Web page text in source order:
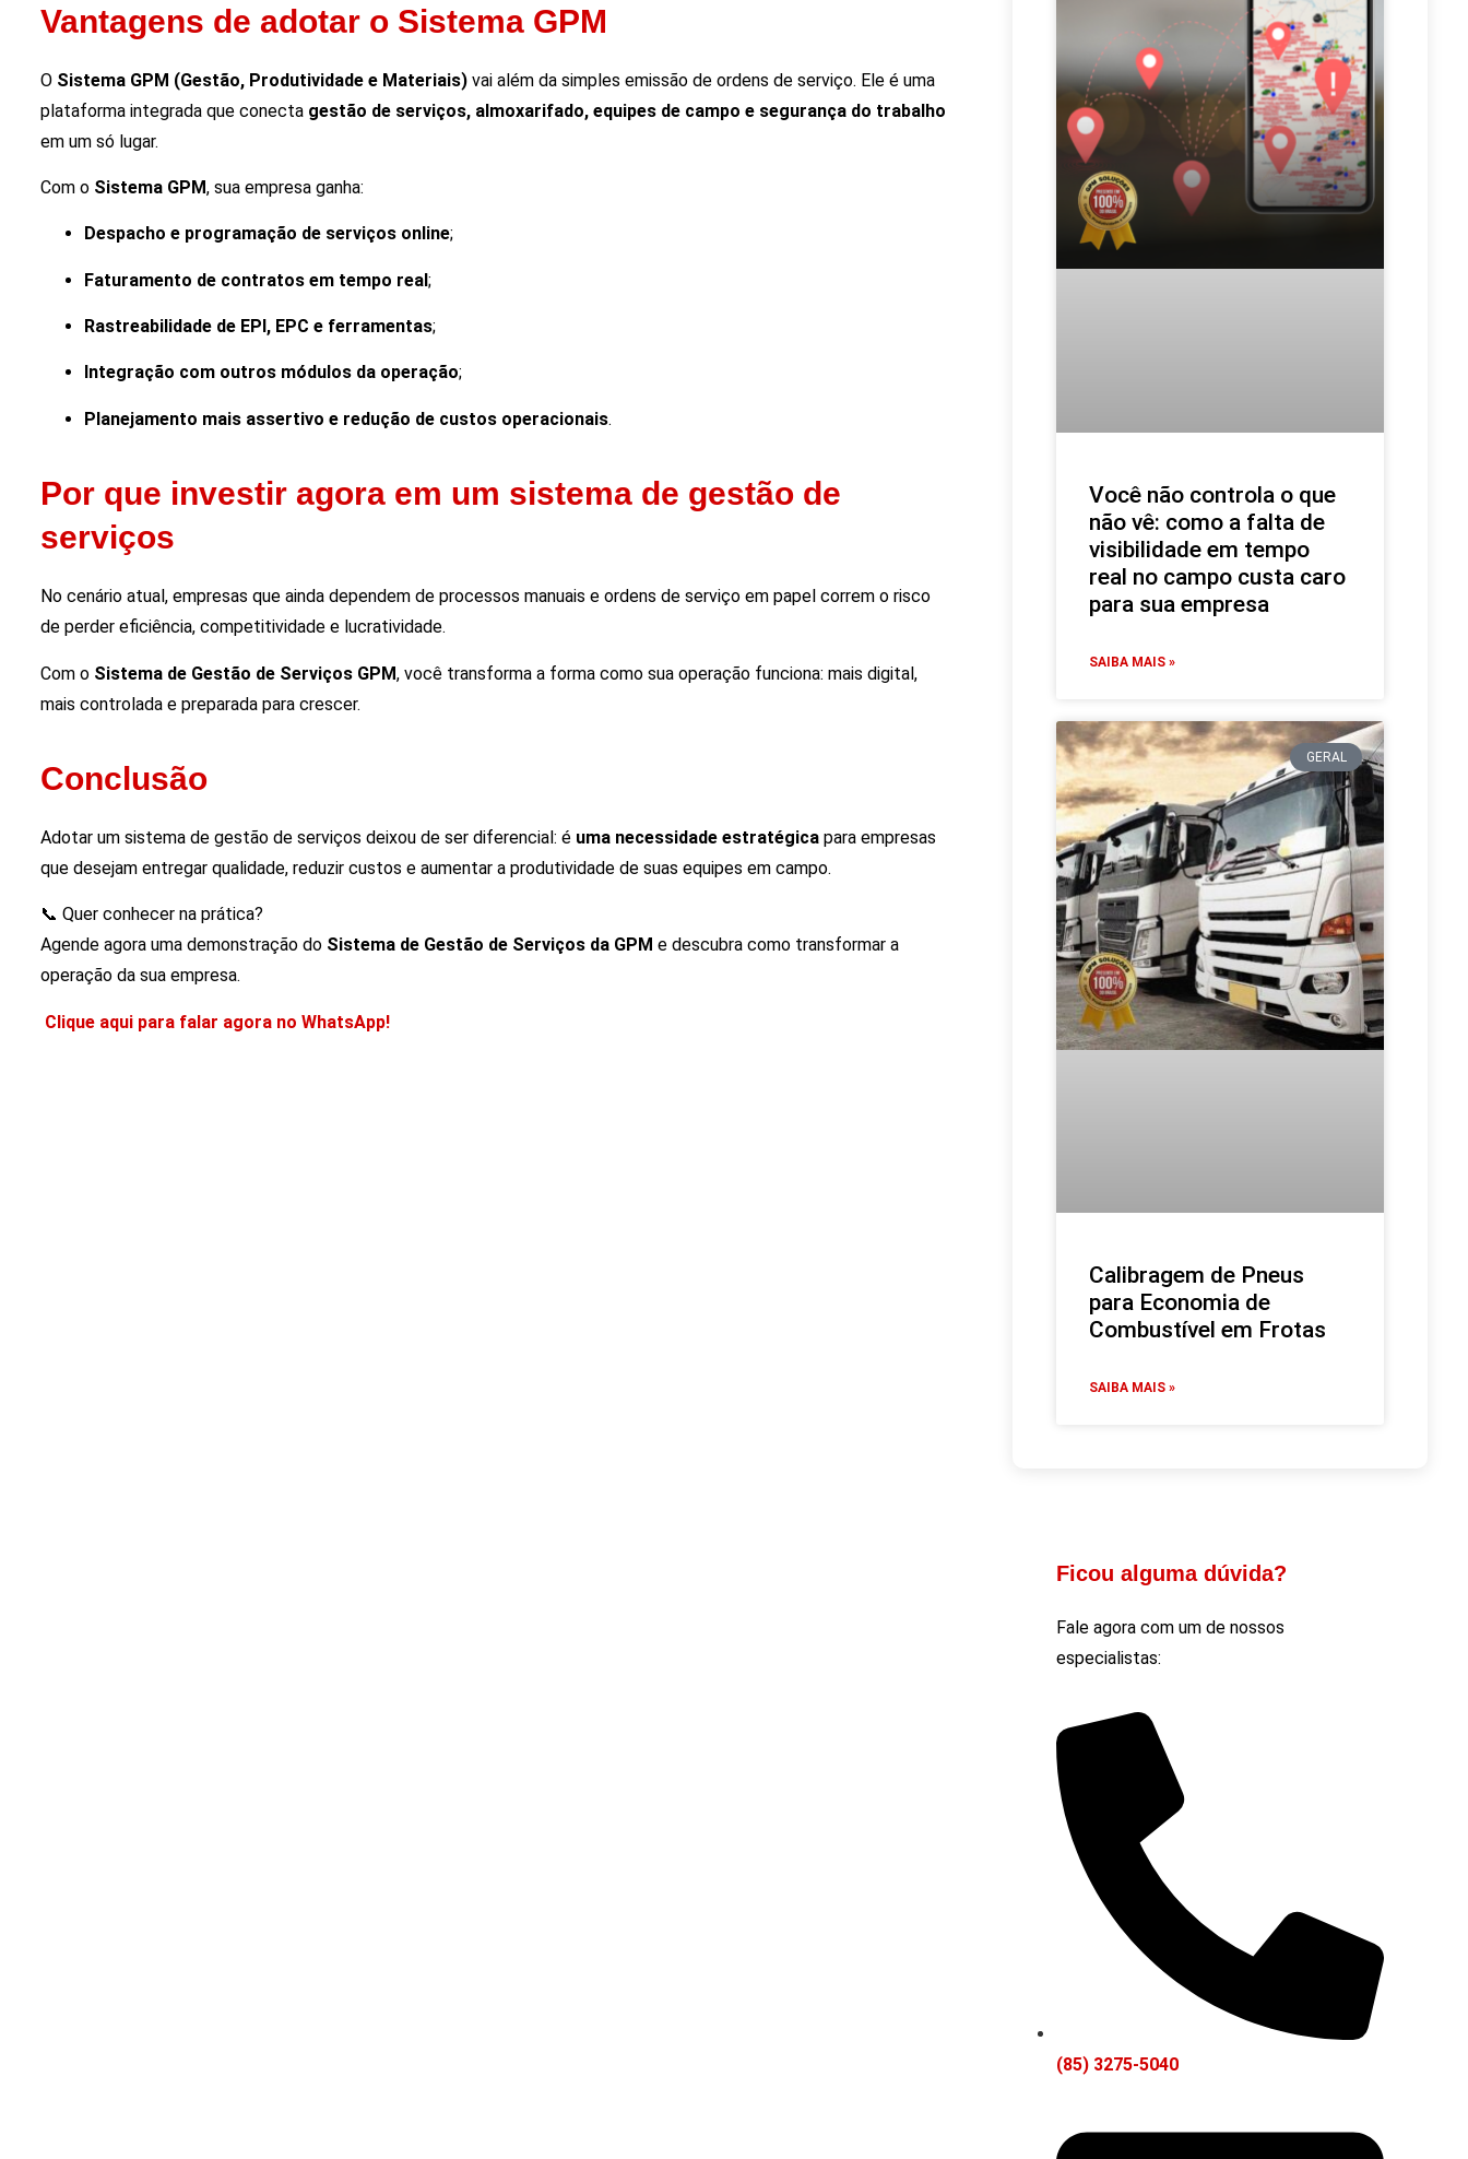
Vantagens de adotar o Sistema GPM
O Sistema GPM (Gestão, Produtividade e Materiais) vai além da simples emissão de ordens de serviço. Ele é uma
plataforma integrada que conecta gestão de serviços, almoxarifado, equipes de campo e segurança do trabalho
em um só lugar.
Com o Sistema GPM, sua empresa ganha:
Despacho e programação de serviços online;
Faturamento de contratos em tempo real;
Rastreabilidade de EPI, EPC e ferramentas;
Integração com outros módulos da operação;
Planejamento mais assertivo e redução de custos operacionais.
Por que investir agora em um sistema de gestão de
serviços
No cenário atual, empresas que ainda dependem de processos manuais e ordens de serviço em papel correm o risco
de perder eficiência, competitividade e lucratividade.
Com o Sistema de Gestão de Serviços GPM, você transforma a forma como sua operação funciona: mais digital,
mais controlada e preparada para crescer.
Conclusão
Adotar um sistema de gestão de serviços deixou de ser diferencial: é uma necessidade estratégica para empresas
que desejam entregar qualidade, reduzir custos e aumentar a produtividade de suas equipes em campo.
📞 Quer conhecer na prática?
Agende agora uma demonstração do Sistema de Gestão de Serviços da GPM e descubra como transformar a
operação da sua empresa.
Clique aqui para falar agora no WhatsApp!
Você não controla o que
não vê: como a falta de
visibilidade em tempo
real no campo custa caro
para sua empresa
SAIBA MAIS »
GERAL
Calibragem de Pneus
para Economia de
Combustível em Frotas
SAIBA MAIS »
Ficou alguma dúvida?
Fale agora com um de nossos
especialistas:
(85) 3275-5040